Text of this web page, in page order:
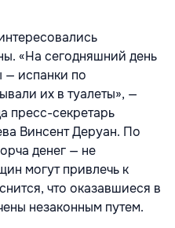
«На сегодняшний день
— испанки по
их в туалеты», —
пресс-секретарь
Винсент Деруан. По
денег — не
могут привлечь к
что оказавшиеся в
незаконным путем.